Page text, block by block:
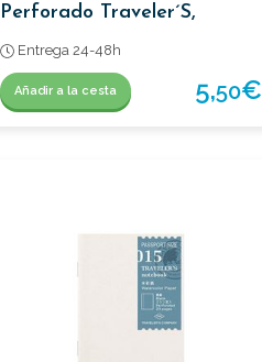
Perforado Traveler´s,
Tamaño Passaporte.
Entrega 24-48h
Añadir a la cesta 5,50€